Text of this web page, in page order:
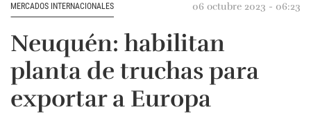
MERCADOS INTERNACIONALES 06 octubre 2023 - 06:23
Neuquén: habilitan
planta de truchas para
exportar a Europa